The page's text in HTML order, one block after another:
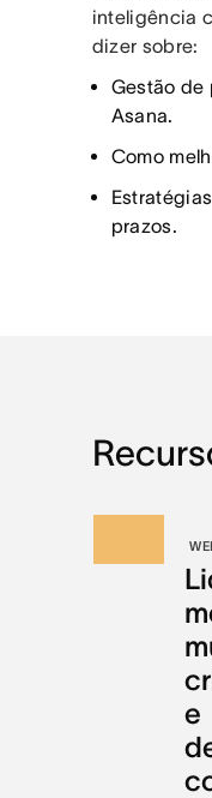
inteligência
dizer sobre:
Gestão de
Asana.
Como
prazos.
e